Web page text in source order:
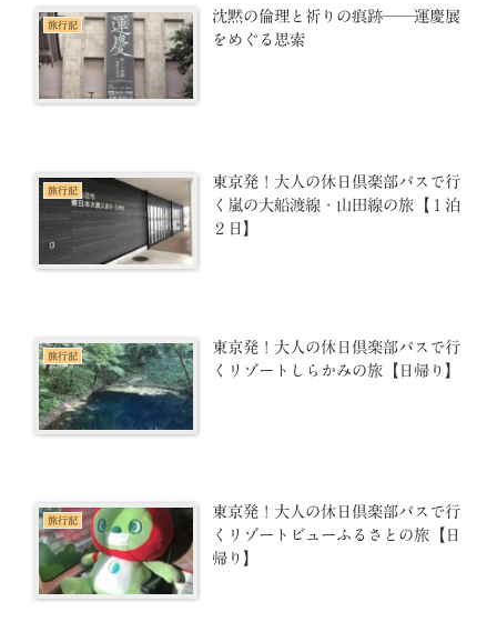
旅行記
沈黙の倫理と祈りの痕跡──運慶展
をめぐる思索
旅行記
東京発！大人の休日倶楽部パスで行
く嵐の大船渡線・山田線の旅【１泊
２日】
旅行記
東京発！大人の休日倶楽部パスで行
くリゾートしらかみの旅【日帰り】
旅行記
東京発！大人の休日倶楽部パスで行
くリゾートビューふるさとの旅【日
帰り】